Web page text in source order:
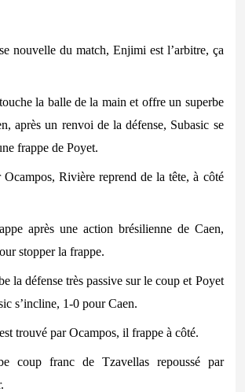
nouvelle du match, Enjimi est l’arbitre, ça
la balle de la main et offre un superbe
après un renvoi de la défense, Subasic se
frappe de Poyet.
Ocampos, Rivière reprend de la tête, à côté
après une action brésilienne de Caen,
stopper la frappe.
la défense très passive sur le coup et Poyet
s’incline, 1-0 pour Caen.
trouvé par Ocampos, il frappe à côté.
coup franc de Tzavellas repoussé par